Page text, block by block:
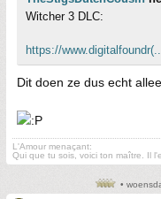
Witcher 3 DLC:
https://
Dit doen ze dus echt
L'Amour menaçant:
Qui que tu sois, voici ton maître. Il
•